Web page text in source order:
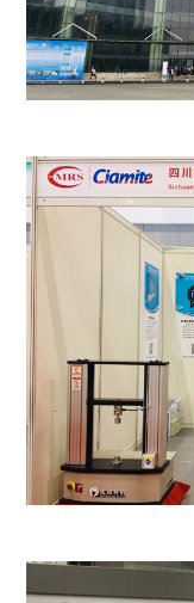
全国客户服务热线
400-9937-